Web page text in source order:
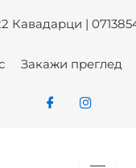
Кавадарци |
Закажи преглед